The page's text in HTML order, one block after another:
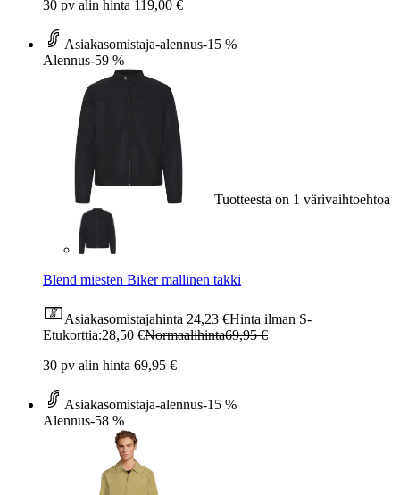
30 pv alin hinta 119,00 €
Asiakasomistaja-alennus-15 %
Alennus-59 %
Tuotteesta on 1 värivaihtoehtoa
Blend miesten Biker mallinen takki
Asiakasomistajahinta 24,23 €Hinta ilman S-
Etukorttia:28,50 €Normaalihinta69,95 €
30 pv alin hinta 69,95 €
Asiakasomistaja-alennus-15 %
Alennus-58 %